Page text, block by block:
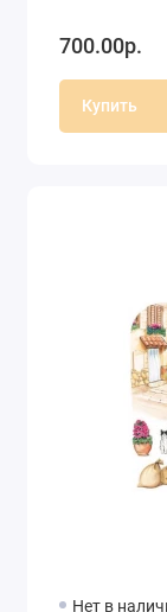
700.00р.
Купить
Нет в